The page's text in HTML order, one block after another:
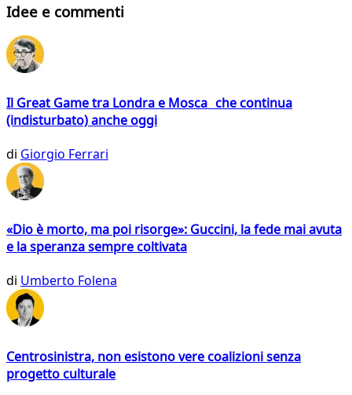
Idee e commenti
Il Great Game tra Londra e Mosca che continua
(indisturbato) anche oggi
di Giorgio Ferrari
«Dio è morto, ma poi risorge»: Guccini, la fede mai avuta
e la speranza sempre coltivata
di Umberto Folena
Centrosinistra, non esistono vere coalizioni senza
progetto culturale